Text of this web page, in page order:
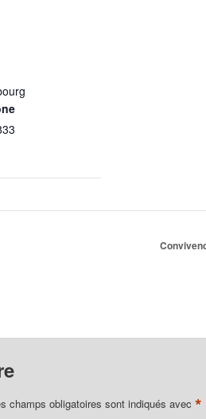
champs obligatoires sont indiqués avec *